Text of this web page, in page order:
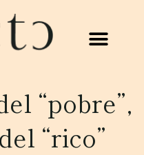
“pobre”,
“rico”